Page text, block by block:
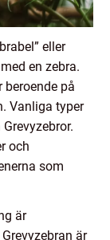
eller
en zebra.
på
Vanliga typer
och
som
är
är